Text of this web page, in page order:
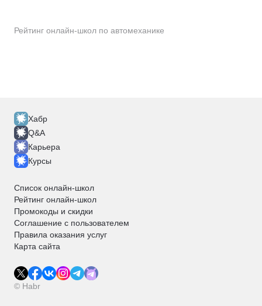
Рейтинг онлайн-школ по автомеханике
Хабр
Q&A
Карьера
Курсы
Список онлайн-школ
Рейтинг онлайн-школ
Промокоды и скидки
Соглашение с пользователем
Правила оказания услуг
Карта сайта
© Habr